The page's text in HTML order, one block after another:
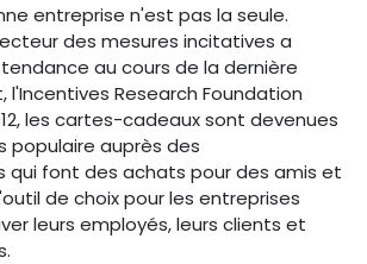
entreprise n'est pas la seule.
des mesures incitatives a
au cours de la dernière
l'Incentives Research Foundation
les cartes-cadeaux sont devenues
populaire auprès des
qui font des achats pour des amis et
de choix pour les entreprises
leurs employés, leurs clients et